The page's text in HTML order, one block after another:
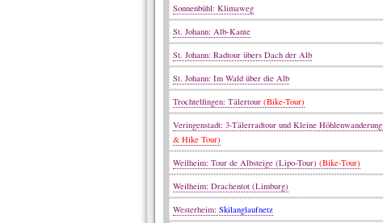
Sonnenbühl: Klimaweg
St. Johann: Alb-Kante
St. Johann: Radtour übers Dach der Alb
St. Johann: Im Wald über die Alb
Trochtelfingen: Tälertour (Bike-Tour)
Veringenstadt: 3-Tälerradtour und Kleine Höhlenwanderung
& Hike Tour)
Weilheim: Tour de Albsteige (Lipo-Tour) (Bike-Tour)
Weilheim: Drachentot (Limburg)
Westerheim: Skilanglaufnetz